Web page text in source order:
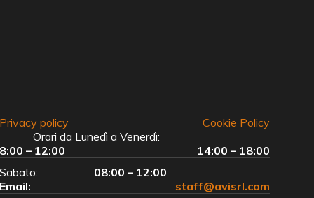
Privacy policy
Cookie Policy
Orari da Lunedì a Venerdì:
8:00 – 12:00
14:00 – 18:00
Sabato: 08:00 – 12:00
Email:
staff@avisrl.com